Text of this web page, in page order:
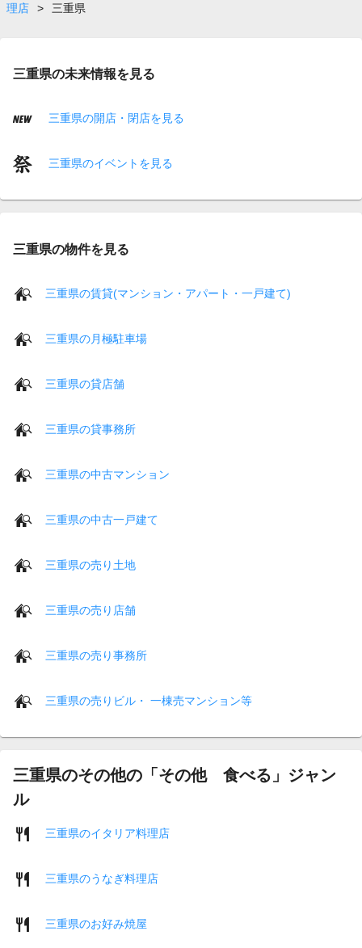
理店
> 三重県
三重県の未来情報を見る
三重県の開店・閉店を見る
三重県のイベントを見る
三重県の物件を見る
三重県の賃貸(マンション・アパート・一戸建て)
三重県の月極駐車場
三重県の貸店舗
三重県の貸事務所
三重県の中古マンション
三重県の中古一戸建て
三重県の売り土地
三重県の売り店舗
三重県の売り事務所
三重県の売りビル・ 一棟売マンション等
三重県のその他の「その他 食べる」ジャン
ル
三重県のイタリア料理店
三重県のうなぎ料理店
三重県のお好み焼屋